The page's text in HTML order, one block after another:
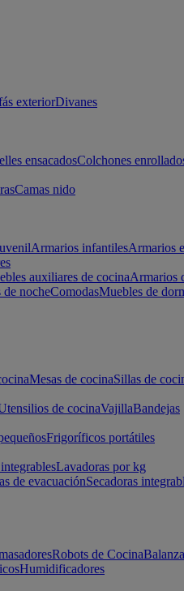
exteriorDivanes
ensacadosColchones
Camas nido
Armarios infantilesArmarios
auxiliares de cocinaArmarios
de nocheComodasMuebles de
Mesas de cocinaSillas de
de cocinaVajillaBandejas
Frigoríficos portátiles
Lavadoras por kg
de evacuaciónSecadoras
Robots de Cocina
Humidificadores